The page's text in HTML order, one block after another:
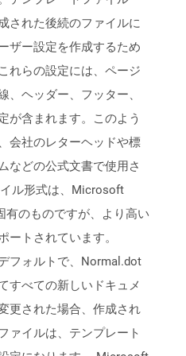
された後続のファイルに
ザー設定を作成するため
れらの設定には、ページ
、ヘッダー、フッター、
が含まれます。このよう
会社のレターヘッドや標
などの公式文書で使用さ
ル形式は、Microsoft
有のものですが、より高い
ートされています。
フォルトで、Normal.dot
すべての新しいドキュメ
更された場合、作成され
ァイルは、テンプレート